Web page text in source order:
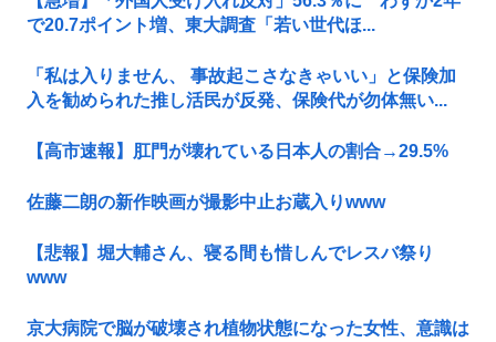
で20.7ポイント増、東大調査「若い世代ほ...
「私は入りません、 事故起こさなきゃいい」と保険加
入を勧められた推し活民が反発、保険代が勿体無い...
【高市速報】肛門が壊れている日本人の割合→29.5%
佐藤二朗の新作映画が撮影中止お蔵入りwww
【悲報】堀大輔さん、寝る間も惜しんでレスバ祭り
www
京大病院で脳が破壊され植物状態になった女性、意識は